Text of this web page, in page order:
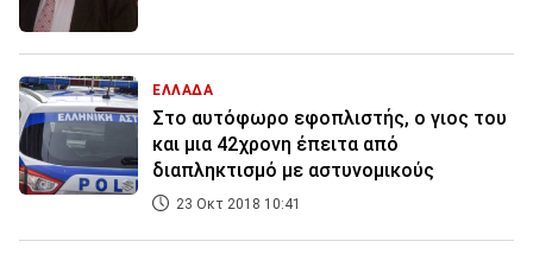
ΕΛΛΑΔΑ
Στο αυτόφωρο εφοπλιστής, ο γιος του
και μια 42χρονη έπειτα από
διαπληκτισμό με αστυνομικούς
23 Οκτ 2018 10:41